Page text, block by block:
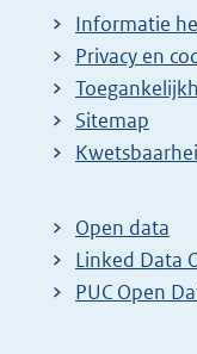
Informatie
Privacy en
Sitemap
E
t
e
r
Open data
Linked Data
PUC Open